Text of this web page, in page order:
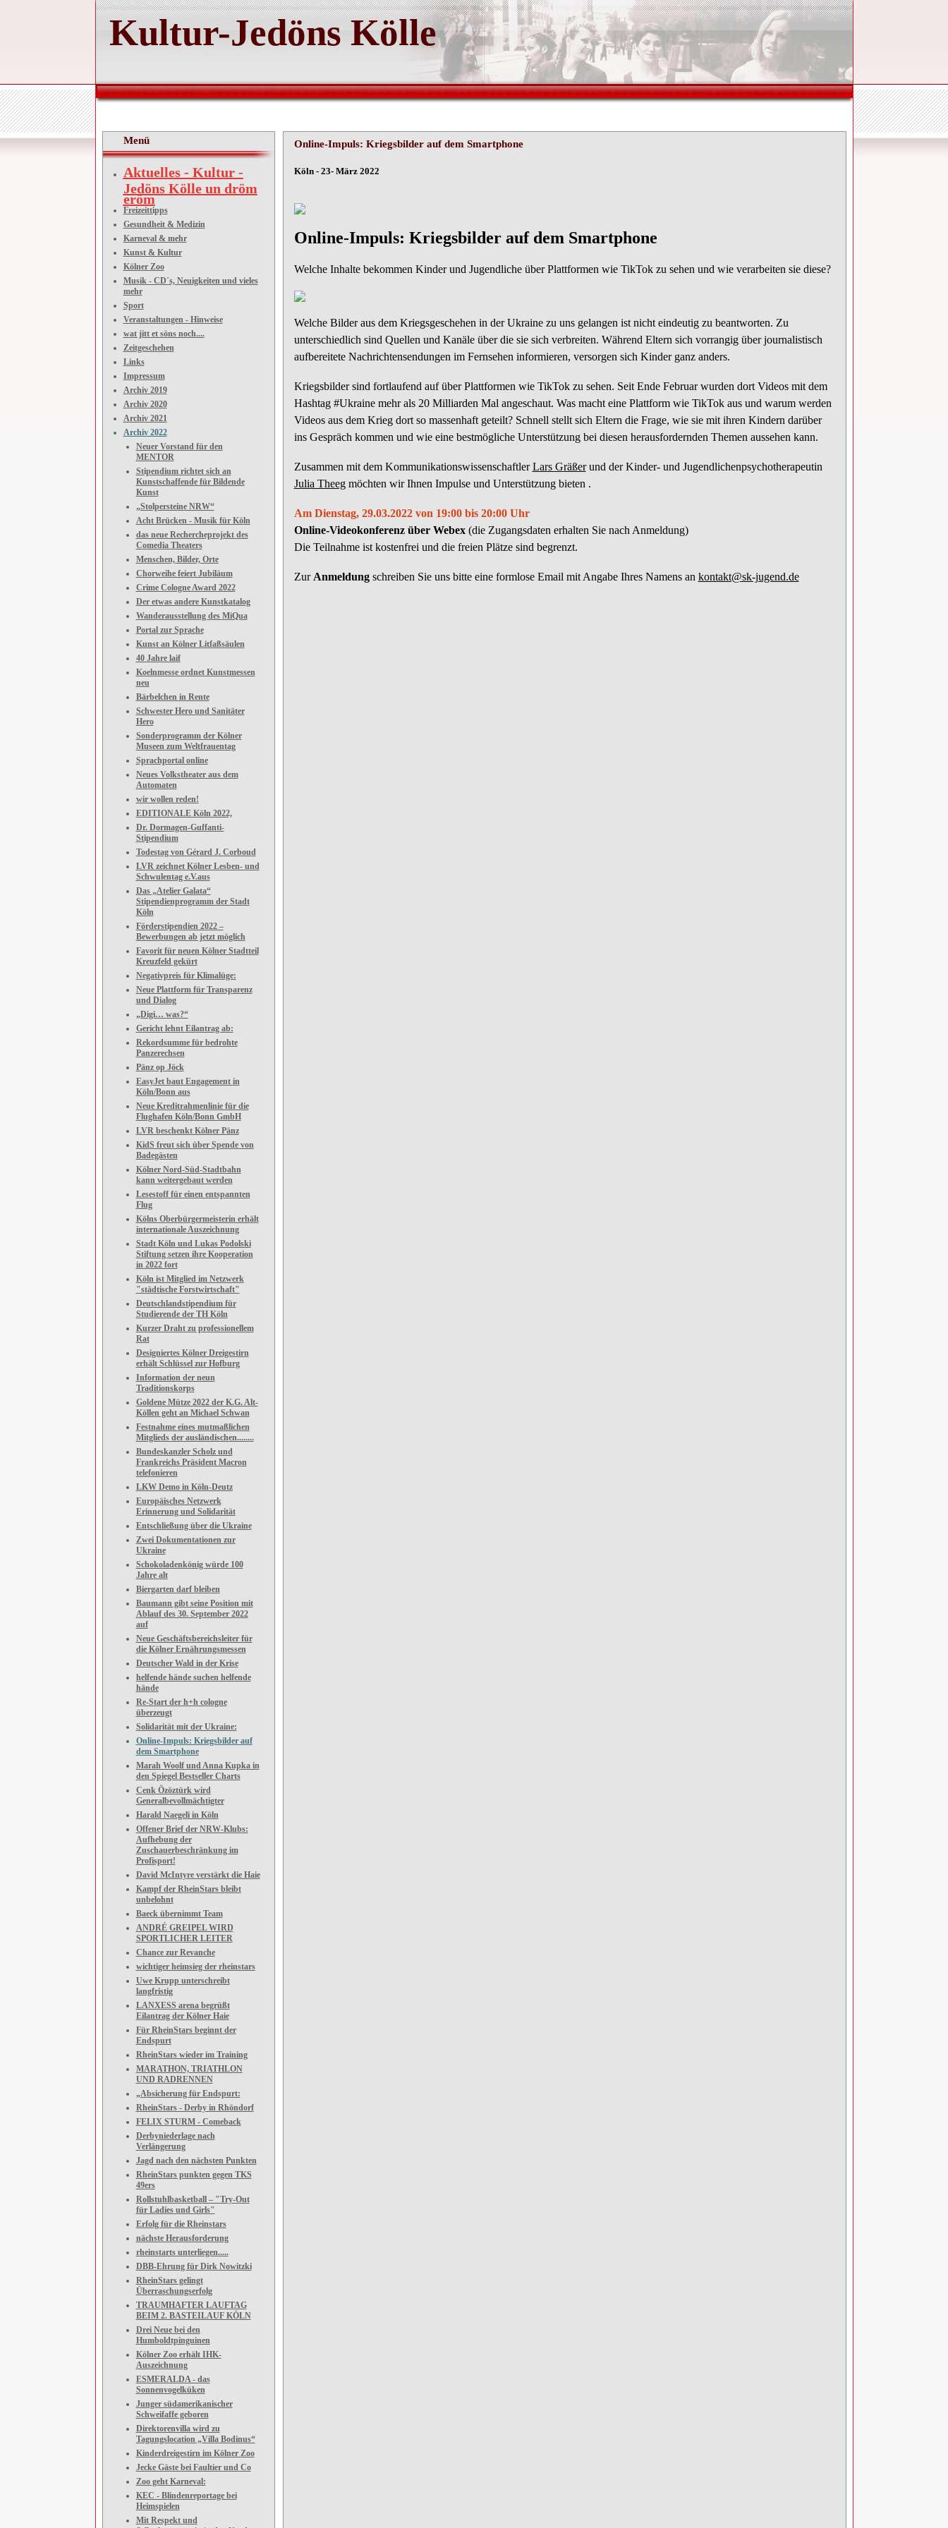
Kultur-Jedöns Kölle
Menü
Aktuelles - Kultur -
Jedöns Kölle un dröm
eröm
Freizeittipps
Gesundheit & Medizin
Karneval & mehr
Kunst & Kultur
Kölner Zoo
Musik - CD´s, Neuigkeiten und vieles
mehr
Sport
Veranstaltungen - Hinweise
wat jitt et söns noch....
Zeitgeschehen
Links
Impressum
Archiv 2019
Archiv 2020
Archiv 2021
Archiv 2022
Neuer Vorstand für den
MENTOR
Stipendium richtet sich an
Kunstschaffende für Bildende
Kunst
„Stolpersteine NRW“
Acht Brücken - Musik für Köln
das neue Rechercheprojekt des
Comedia Theaters
Menschen, Bilder, Orte
Chorweihe feiert Jubiläum
Crime Cologne Award 2022
Der etwas andere Kunstkatalog
Wanderausstellung des MiQua
Portal zur Sprache
Kunst an Kölner Litfaßsäulen
40 Jahre laif
Koelnmesse ordnet Kunstmessen
neu
Bärbelchen in Rente
Schwester Hero und Sanitäter
Hero
Sonderprogramm der Kölner
Museen zum Weltfrauentag
Sprachportal online
Neues Volkstheater aus dem
Automaten
wir wollen reden!
EDITIONALE Köln 2022,
Dr. Dormagen-Guffanti-
Stipendium
Todestag von Gérard J. Corboud
LVR zeichnet Kölner Lesben- und
Schwulentag e.V.aus
Das „Atelier Galata“
Stipendienprogramm der Stadt
Köln
Förderstipendien 2022 –
Bewerbungen ab jetzt möglich
Favorit für neuen Kölner Stadtteil
Kreuzfeld gekürt
Negativpreis für Klimalüge:
Neue Plattform für Transparenz
und Dialog
„Digi… was?“
Gericht lehnt Eilantrag ab:
Rekordsumme für bedrohte
Panzerechsen
Pänz op Jöck
EasyJet baut Engagement in
Köln/Bonn aus
Neue Kreditrahmenlinie für die
Flughafen Köln/Bonn GmbH
LVR beschenkt Kölner Pänz
KidS freut sich über Spende von
Badegästen
Kölner Nord-Süd-Stadtbahn
kann weitergebaut werden
Lesestoff für einen entspannten
Flug
Kölns Oberbürgermeisterin erhält
internationale Auszeichnung
Stadt Köln und Lukas Podolski
Stiftung setzen ihre Kooperation
in 2022 fort
Köln ist Mitglied im Netzwerk
"städtische Forstwirtschaft"
Deutschlandstipendium für
Studierende der TH Köln
Kurzer Draht zu professionellem
Rat
Designiertes Kölner Dreigestirn
erhält Schlüssel zur Hofburg
Information der neun
Traditionskorps
Goldene Mütze 2022 der K.G. Alt-
Köllen geht an Michael Schwan
Festnahme eines mutmaßlichen
Mitglieds der ausländischen........
Bundeskanzler Scholz und
Frankreichs Präsident Macron
telefonieren
LKW Demo in Köln-Deutz
Europäisches Netzwerk
Erinnerung und Solidarität
Entschließung über die Ukraine
Zwei Dokumentationen zur
Ukraine
Schokoladenkönig würde 100
Jahre alt
Biergarten darf bleiben
Baumann gibt seine Position mit
Ablauf des 30. September 2022
auf
Neue Geschäftsbereichsleiter für
die Kölner Ernährungsmessen
Deutscher Wald in der Krise
helfende hände suchen helfende
hände
Re-Start der h+h cologne
überzeugt
Solidarität mit der Ukraine:
Online-Impuls: Kriegsbilder auf
dem Smartphone
Marah Woolf und Anna Kupka in
den Spiegel Bestseller Charts
Cenk Özöztürk wird
Generalbevollmächtigter
Harald Naegeli in Köln
Offener Brief der NRW-Klubs:
Aufhebung der
Zuschauerbeschränkung im
Profisport!
David McIntyre verstärkt die Haie
Kampf der RheinStars bleibt
unbelohnt
Baeck übernimmt Team
ANDRÉ GREIPEL WIRD
SPORTLICHER LEITER
Chance zur Revanche
wichtiger heimsieg der rheinstars
Uwe Krupp unterschreibt
langfristig
LANXESS arena begrüßt
Eilantrag der Kölner Haie
Für RheinStars beginnt der
Endspurt
RheinStars wieder im Training
MARATHON, TRIATHLON
UND RADRENNEN
„Absicherung für Endspurt:
RheinStars - Derby in Rhöndorf
FELIX STURM - Comeback
Derbyniederlage nach
Verlängerung
Jagd nach den nächsten Punkten
RheinStars punkten gegen TKS
49ers
Rollstuhlbasketball – "Try-Out
für Ladies und Girls"
Erfolg für die Rheinstars
nächste Herausforderung
rheinstarts unterliegen.....
DBB-Ehrung für Dirk Nowitzki
RheinStars gelingt
Überraschungserfolg
TRAUMHAFTER LAUFTAG
BEIM 2. BASTEILAUF KÖLN
Drei Neue bei den
Humboldtpinguinen
Kölner Zoo erhält IHK-
Auszeichnung
ESMERALDA - das
Sonnenvogelküken
Junger südamerikanischer
Schweifaffe geboren
Direktorenvilla wird zu
Tagungslocation „Villa Bodinus“
Kinderdreigestirn im Kölner Zoo
Jecke Gäste bei Faultier und Co
Zoo geht Karneval:
KEC - Blindenreportage bei
Heimspielen
Mit Respekt und
Online-Impuls: Kriegsbilder auf dem Smartphone
Köln - 23- März 2022
Online-Impuls: Kriegsbilder auf dem Smartphone
Welche Inhalte bekommen Kinder und Jugendliche über Plattformen wie TikTok zu sehen und wie verarbeiten sie diese?
Welche Bilder aus dem Kriegsgeschehen in der Ukraine zu uns gelangen ist nicht eindeutig zu beantworten. Zu
unterschiedlich sind Quellen und Kanäle über die sie sich verbreiten. Während Eltern sich vorrangig über journalistisch
aufbereitete Nachrichtensendungen im Fernsehen informieren, versorgen sich Kinder ganz anders.
Kriegsbilder sind fortlaufend auf über Plattformen wie TikTok zu sehen. Seit Ende Februar wurden dort Videos mit dem
Hashtag #Ukraine mehr als 20 Milliarden Mal angeschaut. Was macht eine Plattform wie TikTok aus und warum werden
Videos aus dem Krieg dort so massenhaft geteilt? Schnell stellt sich Eltern die Frage, wie sie mit ihren Kindern darüber
ins Gespräch kommen und wie eine bestmögliche Unterstützung bei diesen herausfordernden Themen aussehen kann.
Zusammen mit dem KommunikationswissenschaftlerLars Gräßerund der Kinder- und Jugendlichenpsychotherapeutin
Julia Theegmöchten wir Ihnen Impulse und Unterstützung bieten .
Am Dienstag, 29.03.2022 von 19:00 bis 20:00 Uhr
Online-Videokonferenz über Webex(die Zugangsdaten erhalten Sie nach Anmeldung)
Die Teilnahme ist kostenfrei und die freien Plätze sind begrenzt.
ZurAnmeldungschreiben Sie uns bitte eine formlose Email mit Angabe Ihres Namens an kontakt@sk-jugend.de